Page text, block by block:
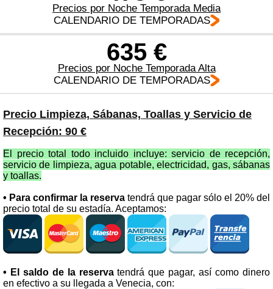
Precios por Noche Temporada Media
CALENDARIO DE TEMPORADAS
635 €
Precios por Noche Temporada Alta
CALENDARIO DE TEMPORADAS
Precio Limpieza, Sábanas, Toallas y Servicio de
Recepción: 90 €
El precio total todo incluido incluye: servicio de recepción,
servicio de limpieza, agua potable, electricidad, gas, sábanas
y toallas.
• Para confirmar la reserva tendrá que pagar sólo el 20% del
precio total de su estadía. Aceptamos:
• El saldo de la reservatendrá que pagar, así como dinero
en efectivo a su llegada a Venecia, con: